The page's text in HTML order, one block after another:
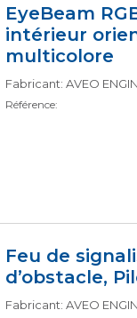
EyeBeam
intérieur
multicolore
Fabricant: AVEO
Référence:
Feu de
d’obstacle,
Fabricant: AVEO